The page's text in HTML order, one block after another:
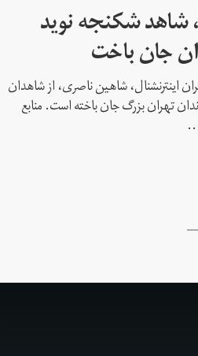
شکنجه نوید
جان باخت
اینترنشنال، شاهین ناصری، از شاهدان
تهران بزرگ جان باخته است. منابع